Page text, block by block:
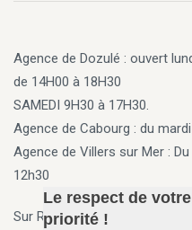
Le respect de
priorité !
Agence de Dozulé : ouvert
de 14H00 à 18H30
SAMEDI 9H30 à 17H30.
Agence de Cabourg : du
Agence de Villers sur Mer :
12h30
Sur Rendez vous en dehors